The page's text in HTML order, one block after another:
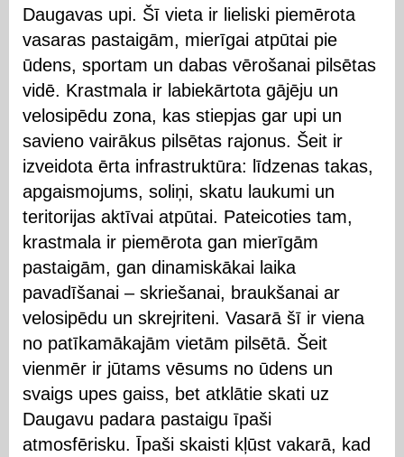
Daugavas upi. Šī vieta ir lieliski piemērota
vasaras pastaigām, mierīgai atpūtai pie
ūdens, sportam un dabas vērošanai pilsētas
vidē. Krastmala ir labiekārtota gājēju un
velosipēdu zona, kas stiepjas gar upi un
savieno vairākus pilsētas rajonus. Šeit ir
izveidota ērta infrastruktūra: līdzenas takas,
apgaismojums, soliņi, skatu laukumi un
teritorijas aktīvai atpūtai. Pateicoties tam,
krastmala ir piemērota gan mierīgām
pastaigām, gan dinamiskākai laika
pavadīšanai – skriešanai, braukšanai ar
velosipēdu un skrejriteni. Vasarā šī ir viena
no patīkamākajām vietām pilsētā. Šeit
vienmēr ir jūtams vēsums no ūdens un
svaigs upes gaiss, bet atklātie skati uz
Daugavu padara pastaigu īpaši
atmosfērisku. Īpaši skaisti kļūst vakarā, kad